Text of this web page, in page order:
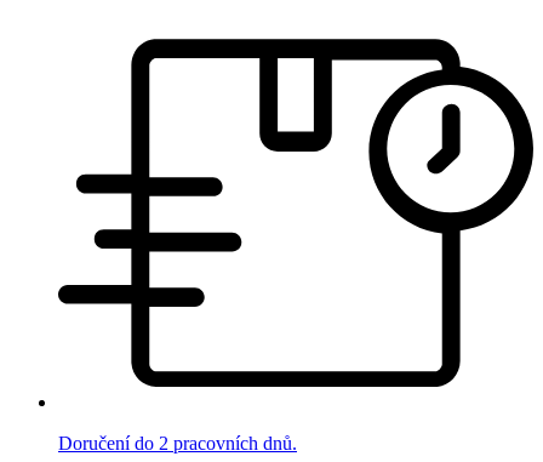
Doručení do 2 pracovních dnů.